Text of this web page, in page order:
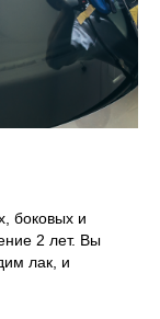
боковых и
2 лет. Вы
лак, и